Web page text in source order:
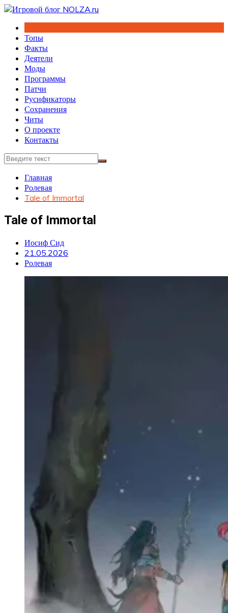
Перейти
содержимому
Топы
Факты
Деятели
Моды
Программы
Патчи
Русификаторы
Сохранения
Читы
О проекте
Контакты
Главная
Ролевая
Tale of Immortal
Tale of Immortal
Иосиф Сид
21.05.2026
Ролевая